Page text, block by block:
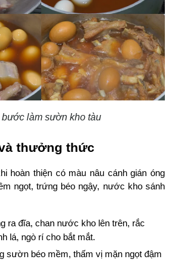
bước làm sườn kho tàu
thưởng thức
hoàn thiện có màu nâu cánh gián óng
ngọt, trứng béo ngậy, nước kho sánh
ra đĩa, chan nước kho lên trên, rắc
lá, ngò rí cho bắt mắt.
sườn béo mềm, thấm vị mặn ngọt đậm